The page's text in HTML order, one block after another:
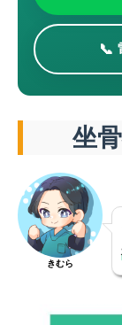
📞
坐
きむら